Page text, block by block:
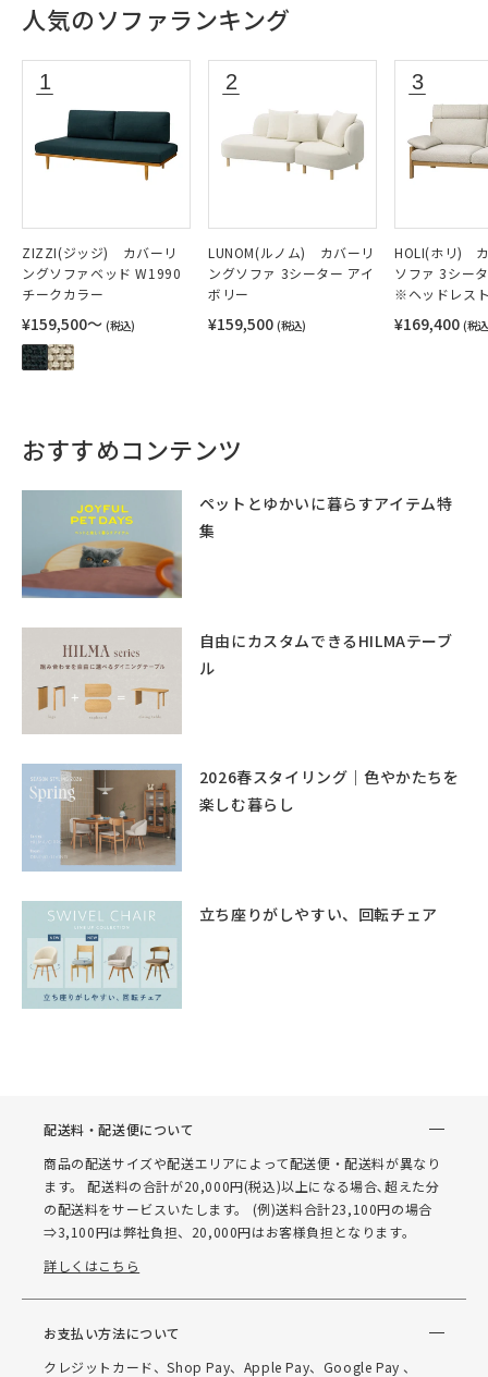
人気のソファランキング
ZIZZI(ジッジ) カバーリ
ングソファベッド W1990
チークカラー
¥159,500〜 (税込)
LUNOM(ルノム) カバーリ
ングソファ 3シーター アイ
ボリー
¥159,500 (税込)
HOLI(ホリ)
ソファ 3シー
※ヘッドレス
¥169,400 (税
おすすめコンテンツ
ペットとゆかいに暮らすアイテム特
集
自由にカスタムできるHILMAテーブ
ル
2026春スタイリング｜色やかたちを
楽しむ暮らし
立ち座りがしやすい、回転チェア
配送料・配送便について
商品の配送サイズや配送エリアによって配送便・配送料が異なり
ます。 配送料の合計が20,000円(税込)以上になる場合､超えた分
の配送料をサービスいたします。 (例)送料合計23,100円の場合
⇒3,100円は弊社負担、20,000円はお客様負担となります。
詳しくはこちら
お支払い方法について
クレジットカード、Shop Pay、Apple Pay、Google Pay 、